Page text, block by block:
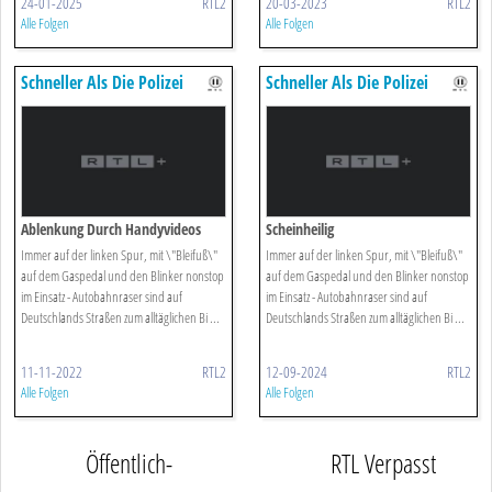
Alle Folgen Alle Folgen
Schneller Als Die Polizei
Erlaubt
Ablenkung Durch Handyvideos
Immer auf der linken Spur, mit \"Bleifuß\"
auf dem Gaspedal und den Blinker nonstop
im Einsatz - Autobahnraser sind auf
Deutschlands Straßen zum alltäglichen Bi ...
11-11-2022 RTL2
Alle Folgen
Schneller Als Die Polizei
Erlaubt
Scheinheilig
Immer auf der linken Spur, mit \"Bleifuß\"
auf dem Gaspedal und den Blinker nonstop
im Einsatz - Autobahnraser sind auf
Deutschlands Straßen zum alltäglichen Bi ...
12-09-2024 RTL2
Alle Folgen
Öffentlich-
RTL Verpasst